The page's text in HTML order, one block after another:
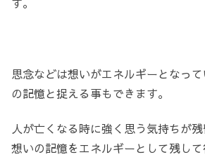
思念などは想いがエネルギーとなっ
の記憶と捉える事もできます。
人が亡くなる時に強く思う気持ちが
想いの記憶をエネルギーとして残して